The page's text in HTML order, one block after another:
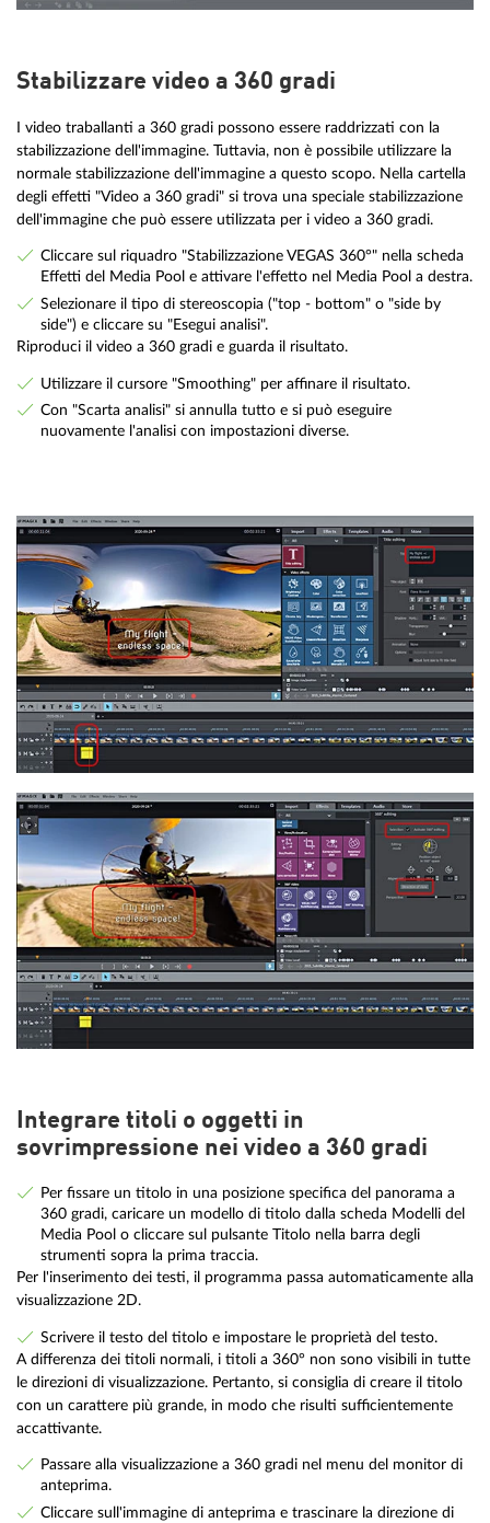
Stabilizzare video a 360 gradi
I video traballanti a 360 gradi possono essere raddrizzati con la
stabilizzazione dell'immagine. Tuttavia, non è possibile utilizzare la
normale stabilizzazione dell'immagine a questo scopo. Nella cartella
degli effetti "Video a 360 gradi" si trova una speciale stabilizzazione
dell'immagine che può essere utilizzata per i video a 360 gradi.
Cliccare sul riquadro "Stabilizzazione VEGAS 360°" nella scheda
Effetti del Media Pool e attivare l'effetto nel Media Pool a destra.
Selezionare il tipo di stereoscopia ("top - bottom" o "side by
side") e cliccare su "Esegui analisi".
Riproduci il video a 360 gradi e guarda il risultato.
Utilizzare il cursore "Smoothing" per affinare il risultato.
Con "Scarta analisi" si annulla tutto e si può eseguire
nuovamente l'analisi con impostazioni diverse.
Integrare titoli o oggetti in
sovrimpressione nei video a 360 gradi
Per fissare un titolo in una posizione specifica del panorama a
360 gradi, caricare un modello di titolo dalla scheda Modelli del
Media Pool o cliccare sul pulsante Titolo nella barra degli
strumenti sopra la prima traccia.
Per l'inserimento dei testi, il programma passa automaticamente alla
visualizzazione 2D.
Scrivere il testo del titolo e impostare le proprietà del testo.
A differenza dei titoli normali, i titoli a 360° non sono visibili in tutte
le direzioni di visualizzazione. Pertanto, si consiglia di creare il titolo
con un carattere più grande, in modo che risulti sufficientemente
accattivante.
Passare alla visualizzazione a 360 gradi nel menu del monitor di
anteprima.
Cliccare sull'immagine di anteprima e trascinare la direzione di